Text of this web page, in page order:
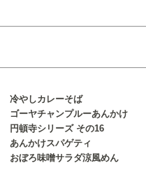
冷やしカレーそば
ゴーヤチャンプルーあんかけ
円頓寺シリーズ その16
あんかけスパゲティ
おぼろ味噌サラダ涼風めん